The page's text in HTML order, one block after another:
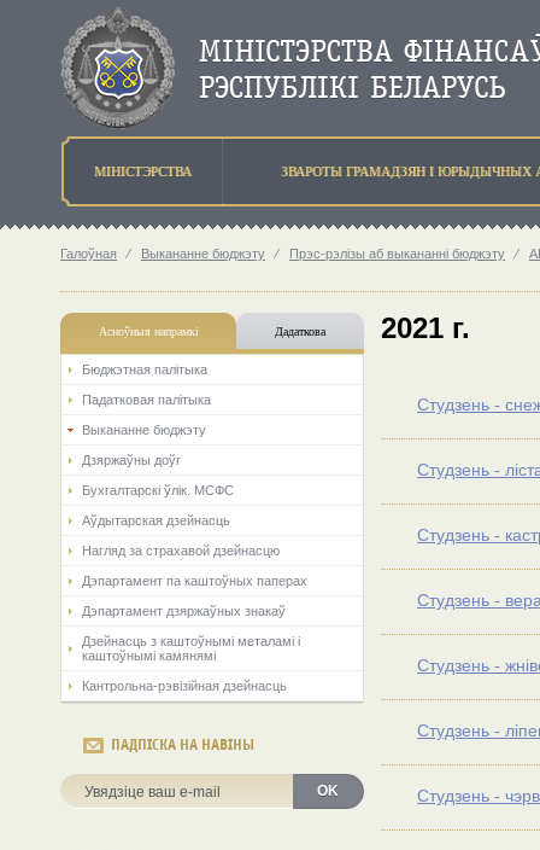
МIНIСТЭРСТВА ЗВАРОТЫ ГРАМАДЗЯН I ЮРЫДЫЧНЫХ
Галоўная ⁄ Выкананне бюджэту ⁄ Прэс-рэлізы аб выкананні бюджэту ⁄
Асноўныя напрамкi Дадаткова
Бюджэтная палiтыка
Падатковая палітыка
Выкананне бюджэту
Дзяржаўны доўг
Бухгалтарскі ўлік. МСФС
Аўдытарская дзейнасць
Нагляд за страхавой дзейнасцю
Дэпартамент па каштоўных паперах
Дэпартамент дзяржаўных знакаў
Дзейнасць з каштоўнымі металамі і
каштоўнымі камянямі
Кантрольна-рэвізійная дзейнасць
ПАДПІСКА НА НАВІНЫ
OK
2021 г.
Студзень -
Студзень -
Студзень -
Студзень -
Студзень -
Студзень -
Студзень -